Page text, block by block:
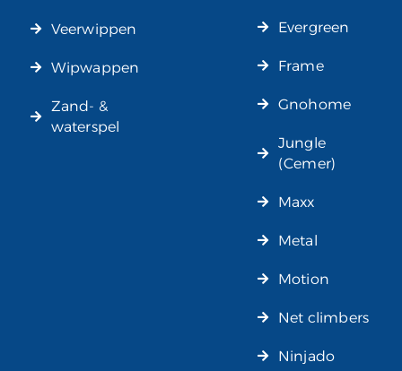
Veerwippen
Wipwappen
Zand- &
waterspel
Evergreen
Frame
Gnohome
Jungle
(Cemer)
Maxx
Metal
Motion
Net climbers
Ninjado